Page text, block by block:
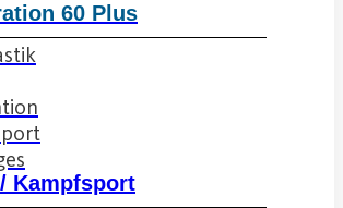
60 Plus
Kampfsport